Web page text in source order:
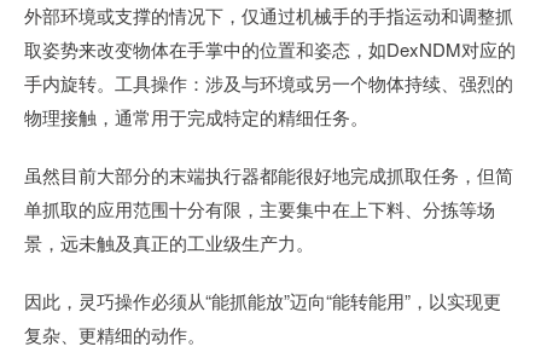
外部环境或支撑的情况下，仅通过机械手的手指运动和调整抓
取姿势来改变物体在手掌中的位置和姿态，如DexNDM对应的
手内旋转。工具操作：涉及与环境或另一个物体持续、强烈的
物理接触，通常用于完成特定的精细任务。
虽然目前大部分的末端执行器都能很好地完成抓取任务，但简
单抓取的应用范围十分有限，主要集中在上下料、分拣等场
景，远未触及真正的工业级生产力。
因此，灵巧操作必须从“能抓能放”迈向“能转能用”，以实现更
复杂、更精细的动作。